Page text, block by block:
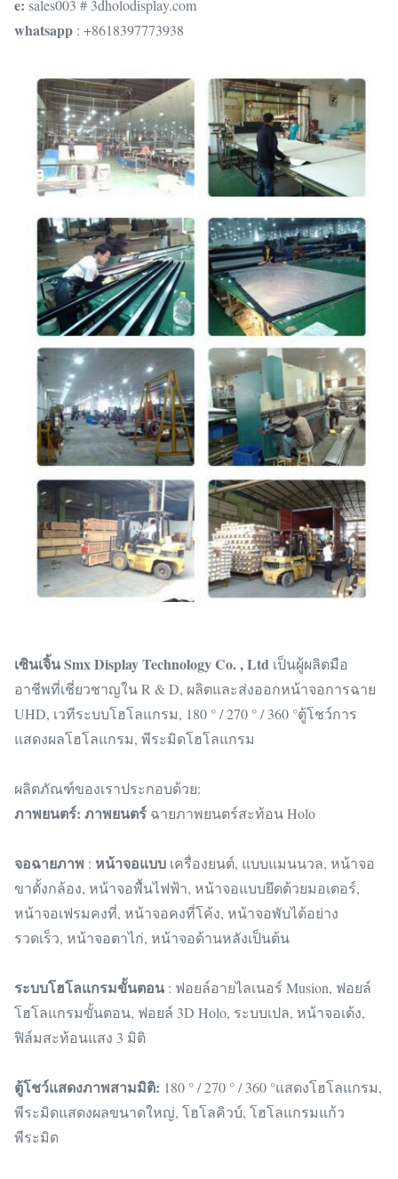
e: sales003 # 3dholodisplay.com
whatsapp : +8618397773938
เซินเจิ้น Smx Display Technology Co. , Ltd เป็นผู้ผลิตมือ
อาชีพที่เชี่ยวชาญใน R & D, ผลิตและส่งออกหน้าจอการฉาย
UHD, เวทีระบบโฮโลแกรม, 180 ° / 270 ° / 360 °ตู้โชว์การ
แสดงผลโฮโลแกรม, พีระมิดโฮโลแกรม
ผลิตภัณฑ์ของเราประกอบด้วย:
ภาพยนตร์: ภาพยนตร์ ฉายภาพยนตร์สะท้อน Holo
จอฉายภาพ : หน้าจอแบบ เครื่องยนต์, แบบแมนนวล, หน้าจอ
ขาตั้งกล้อง, หน้าจอพื้นไฟฟ้า, หน้าจอแบบยึดด้วยมอเตอร์,
หน้าจอเฟรมคงที่, หน้าจอคงที่โค้ง, หน้าจอพับได้อย่าง
รวดเร็ว, หน้าจอตาไก่, หน้าจอด้านหลังเป็นต้น
ระบบโฮโลแกรมขั้นตอน : ฟอยล์อายไลเนอร์ Musion, ฟอยล์
โฮโลแกรมขั้นตอน, ฟอยล์ 3D Holo, ระบบเปล, หน้าจอเด้ง,
ฟิล์มสะท้อนแสง 3 มิติ
ตู้โชว์แสดงภาพสามมิติ: 180 ° / 270 ° / 360 °แสดงโฮโลแกรม,
พีระมิดแสดงผลขนาดใหญ่, โฮโลคิวบ์, โฮโลแกรมแก้ว
พีระมิด